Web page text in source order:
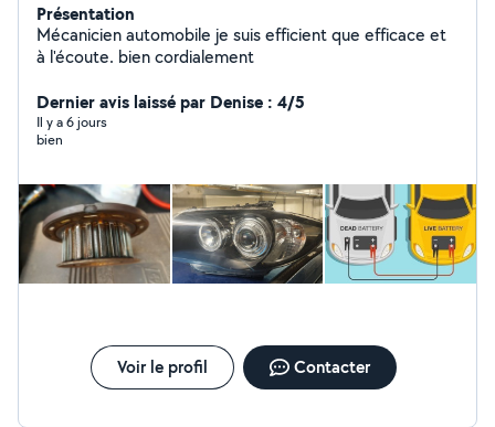
Présentation
Mécanicien automobile je suis efficient que efficace et
à l'écoute. bien cordialement
Dernier avis laissé par Denise : 4/5
Il y a 6 jours
bien
Voir le profil Contacter